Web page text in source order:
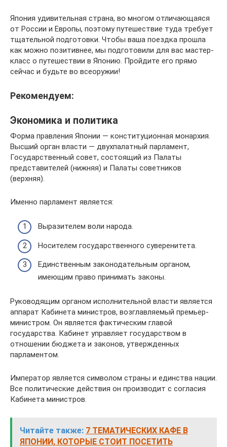
Япония удивительная страна, во многом отличающаяся
от России и Европы, поэтому путешествие туда требует
тщательной подготовки. Чтобы ваша поездка прошла
как можно позитивнее, мы подготовили для вас мастер-
класс о путешествии в Японию. Пройдите его прямо
сейчас и будьте во всеоружии!
Рекомендуем:
Экономика и политика
Форма правления Японии — конституционная монархия.
Высший орган власти — двухпалатный парламент,
Государственный совет, состоящий из Палаты
представителей (нижняя) и Палаты советников
(верхняя).
Именно парламент является:
Выразителем воли народа.
Носителем государственного суверенитета.
Единственным законодательным органом,
имеющим право принимать законы.
Руководящим органом исполнительной власти является
аппарат Кабинета министров, возглавляемый премьер-
министром. Он является фактическим главой
государства. Кабинет управляет государством в
отношении бюджета и законов, утвержденных
парламентом.
Император является символом страны и единства нации.
Все политические действия он производит с согласия
Кабинета министров.
Читайте также: 7 ТЕМАТИЧЕСКИХ КАФЕ В
ЯПОНИИ, КОТОРЫЕ СТОИТ ПОСЕТИТЬ